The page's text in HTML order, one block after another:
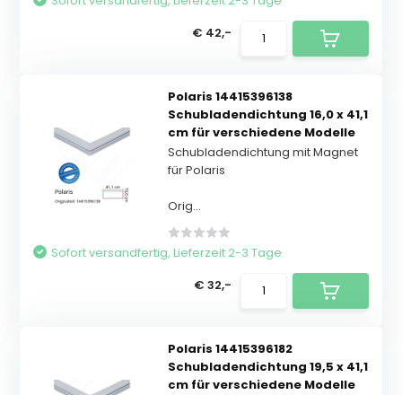
€ 42,-
Polaris 14415396138
Schubladendichtung 16,0 x 41,1
cm für verschiedene Modelle
Schubladendichtung mit Magnet
für Polaris
Orig...
Sofort versandfertig, Lieferzeit 2-3 Tage
€ 32,-
Polaris 14415396182
Schubladendichtung 19,5 x 41,1
cm für verschiedene Modelle